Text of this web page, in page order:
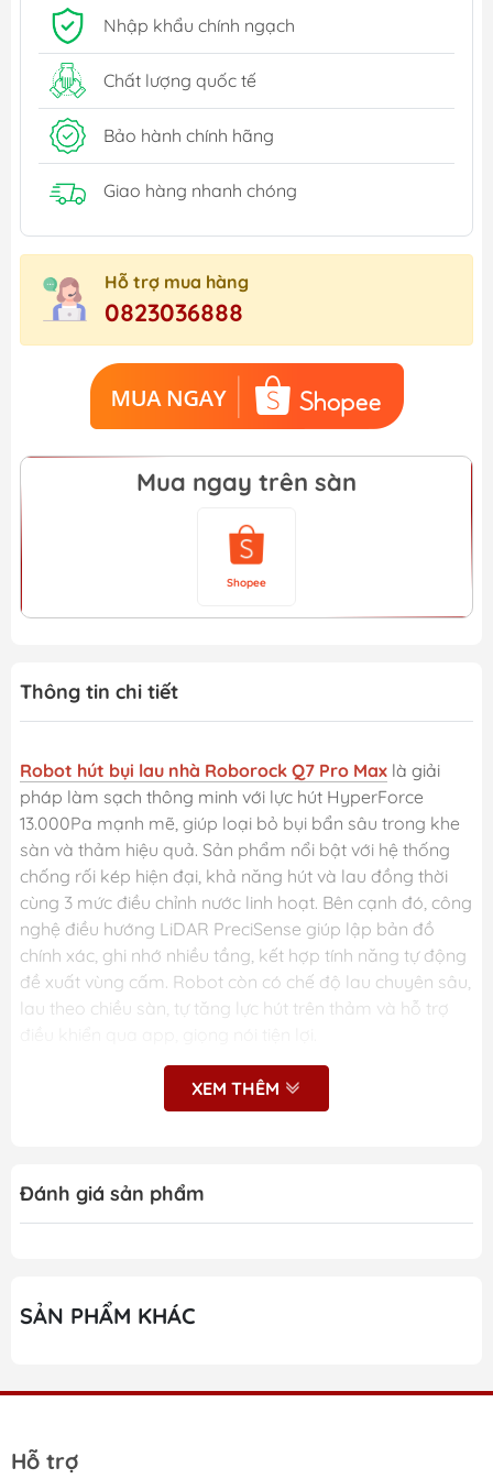
Nhập khẩu chính ngạch
Chất lượng quốc tế
Bảo hành chính hãng
Giao hàng nhanh chóng
Hỗ trợ mua hàng
0823036888
Mua ngay trên sàn
Shopee
Thông tin chi tiết
Robot hút bụi lau nhà Roborock Q7 Pro Max là giải
pháp làm sạch thông minh với lực hút HyperForce
13.000Pa mạnh mẽ, giúp loại bỏ bụi bẩn sâu trong khe
sàn và thảm hiệu quả. Sản phẩm nổi bật với hệ thống
chống rối kép hiện đại, khả năng hút và lau đồng thời
cùng 3 mức điều chỉnh nước linh hoạt. Bên cạnh đó, công
nghệ điều hướng LiDAR PreciSense giúp lập bản đồ
chính xác, ghi nhớ nhiều tầng, kết hợp tính năng tự động
đề xuất vùng cấm. Robot còn có chế độ lau chuyên sâu,
lau theo chiều sàn, tự tăng lực hút trên thảm và hỗ trợ
Roborock Q7 Pro Max
Hệ thống chống rối kép với chổi JawScrapers hạn
Kết hợp hút và lau đồng thời với 3 mức điều chỉnh
Điều hướng LiDAR PreciSense quét 360°, lập bản
XEM THÊM
Đánh giá sản phẩm
SẢN PHẨM KHÁC
Hỗ trợ